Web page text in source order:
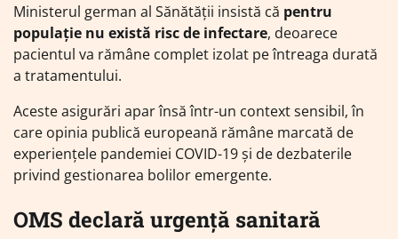
Ministerul german al Sănătății insistă că pentru
populație nu există risc de infectare, deoarece
pacientul va rămâne complet izolat pe întreaga durată
a tratamentului.
Aceste asigurări apar însă într-un context sensibil, în
care opinia publică europeană rămâne marcată de
experiențele pandemiei COVID-19 și de dezbaterile
privind gestionarea bolilor emergente.
OMS declară urgență sanitară